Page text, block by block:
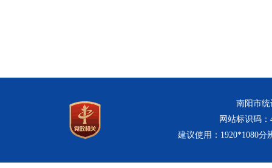
南阳市统
网站标识码：
建议使用：1920*1080